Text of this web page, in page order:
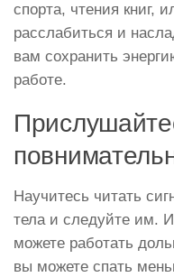
спорта, чтения книг,
расслабиться и
вам сохранить
работе.
Научитесь читать
тела и следуйте им.
можете работать
вы можете спать